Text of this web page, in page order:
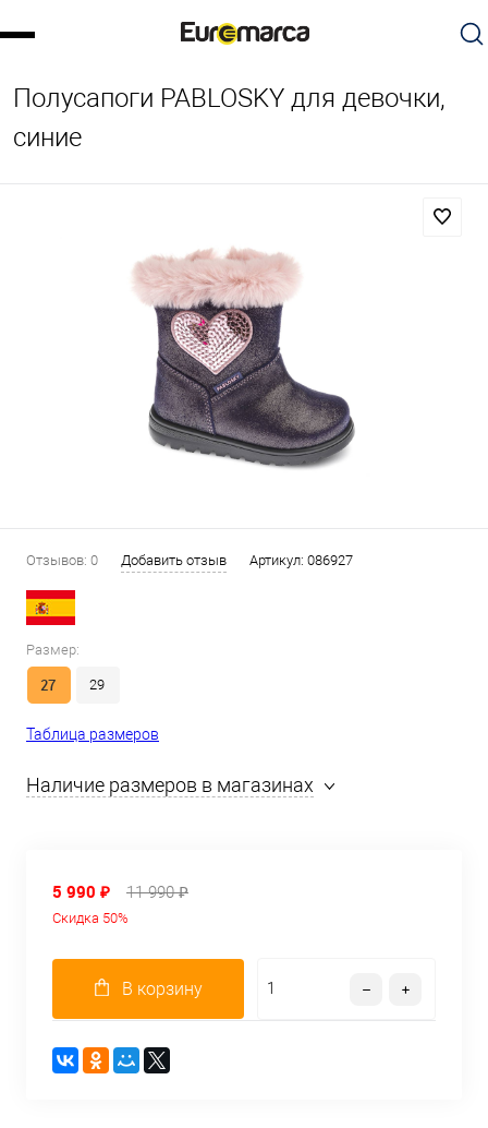
Полусапоги PABLOSKY для девочки,
синие
Отзывов: 0 Добавить отзыв Артикул: 086927
Размер:
27 29
Таблица размеров
Наличие размеров в магазинах
5 990 ₽ 11 990 ₽
Скидка 50%
В корзину